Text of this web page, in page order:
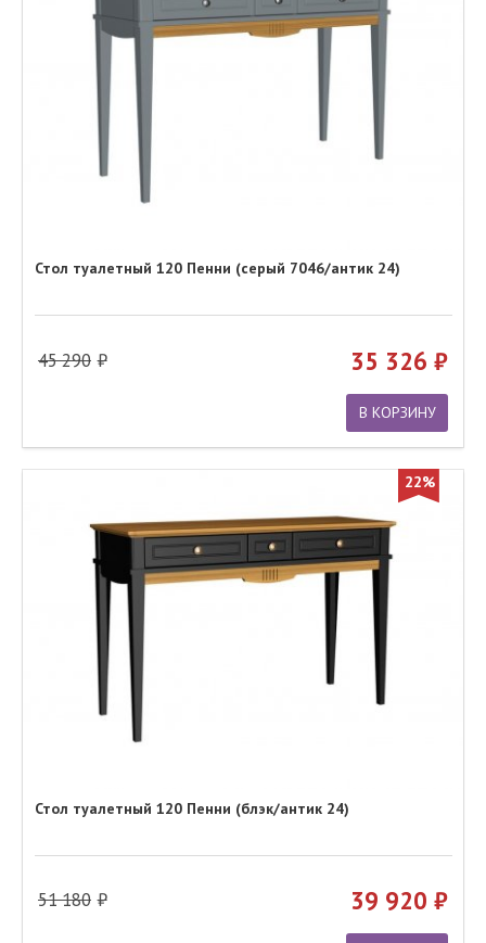
Стол туалетный 120 Пенни (серый 7046/антик 24)
45 290 35 326
В КОРЗИНУ
22%
Стол туалетный 120 Пенни (блэк/антик 24)
51 180 39 920